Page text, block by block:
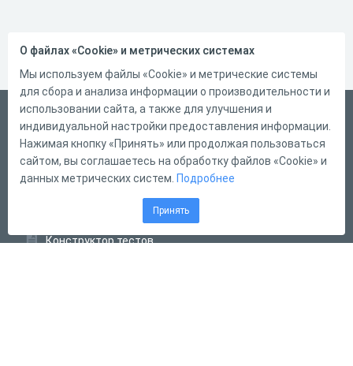
Русский
Справка
Форма обратной связи
Конструктор тестов
О файлах «Cookie» и метрических системах
Мы используем файлы «Cookie» и метрические системы
для сбора и анализа информации о производительности и
использовании сайта, а также для улучшения и
индивидуальной настройки предоставления информации.
Нажимая кнопку «Принять» или продолжая пользоваться
сайтом, вы соглашаетесь на обработку файлов «Cookie» и
данных метрических систем. Подробнее
Принять